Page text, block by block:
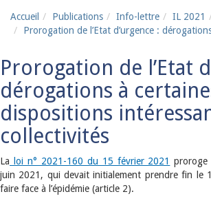
Accueil Publications Info-lettre IL 2021
Prorogation de l’Etat d’urgence :
Prorogation de l’Etat
dérogations à
dispositions
collectivités
La loi n° 2021-160 du 15 février 2021 proroge
juin 2021, qui devait initialement prendre fin le
faire face à l’épidémie (article 2).